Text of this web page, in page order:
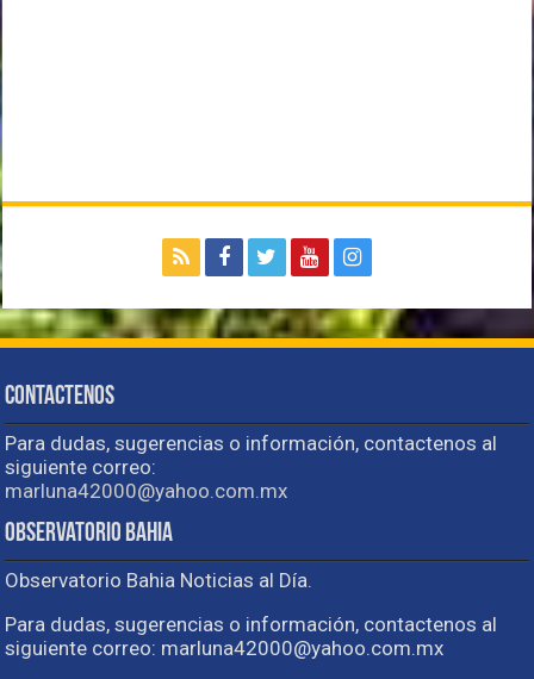
Contactenos
Para dudas, sugerencias o información, contactenos al
siguiente correo:
marluna42000@yahoo.com.mx
Observatorio Bahia
Observatorio Bahia Noticias al Día.
Para dudas, sugerencias o información, contactenos al
siguiente correo: marluna42000@yahoo.com.mx